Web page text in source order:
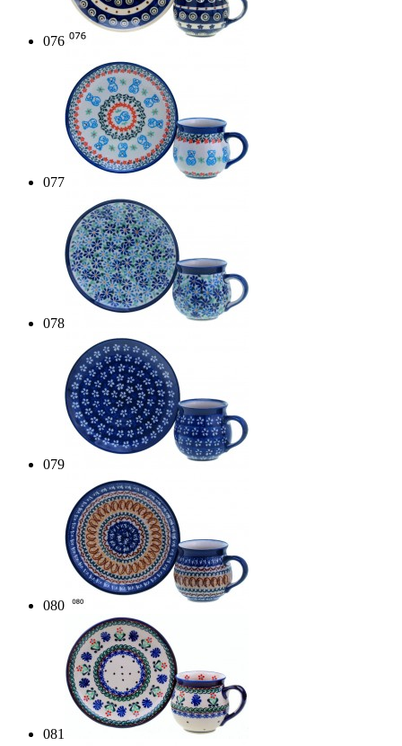
076
077
078
079
080
081